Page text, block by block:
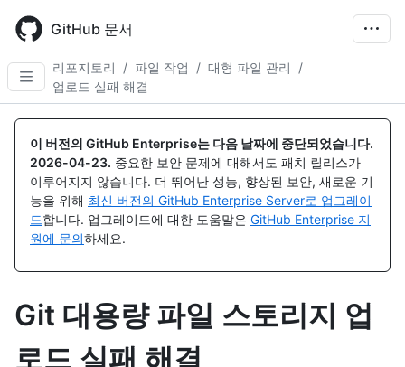
main
content
GitHub 문서
리포지토리 / 파일 작업 / 대형 파일 관리
/
업로드 실패 해결
이 버전의 GitHub Enterprise는 다음 날짜에 중단되었습니다.
2026-04-23. 중요한 보안 문제에 대해서도 패치 릴리스가
이루어지지 않습니다. 더 뛰어난 성능, 향상된 보안, 새로운 기
능을 위해 최신 버전의 GitHub Enterprise Server로 업그레이
드합니다. 업그레이드에 대한 도움말은 GitHub Enterprise 지
원에 문의하세요.
Git 대용량 파일 스토리지 업
로드 실패 해결